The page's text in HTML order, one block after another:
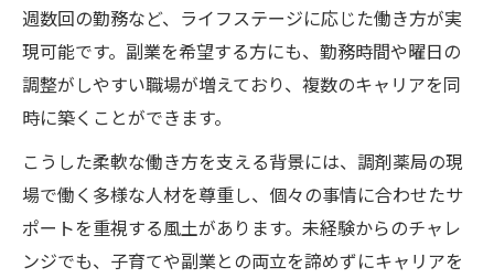
週数回の勤務など、ライフステージに応じた働き方が実
現可能です。副業を希望する方にも、勤務時間や曜日の
調整がしやすい職場が増えており、複数のキャリアを同
時に築くことができます。
こうした柔軟な働き方を支える背景には、調剤薬局の現
場で働く多様な人材を尊重し、個々の事情に合わせたサ
ポートを重視する風土があります。未経験からのチャレ
ンジでも、子育てや副業との両立を諦めずにキャリアを